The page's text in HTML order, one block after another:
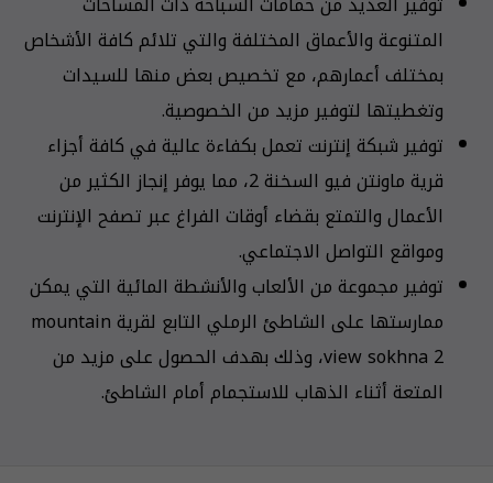
المتنوعة والأعماق المختلفة والتي تلائم كافة الأشخاص
بمختلف أعمارهم، مع تخصيص بعض منها للسيدات
وتغطيتها لتوفير مزيد من الخصوصية.
توفير شبكة إنترنت تعمل بكفاءة عالية في كافة أجزاء
قرية ماونتن فيو السخنة 2، مما يوفر إنجاز الكثير من
الأعمال والتمتع بقضاء أوقات الفراغ عبر تصفح الإنترنت
ومواقع التواصل الاجتماعي.
توفير مجموعة من الألعاب والأنشطة المائية التي يمكن
ممارستها على الشاطئ الرملي التابع لقرية mountain
view sokhna 2، وذلك بهدف الحصول على مزيد من
المتعة أثناء الذهاب للاستجمام أمام الشاطئ.